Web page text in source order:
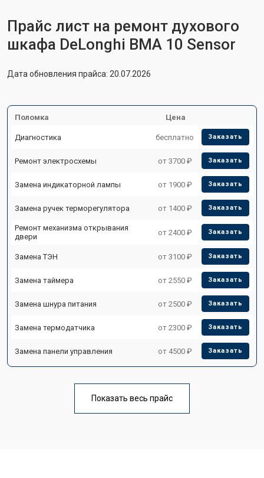
Прайс лист на ремонт духового
шкафа DeLonghi BMA 10 Sensor
Дата обновления прайса: 20.07.2026
Поломка Цена
Диагностика бесплатно Заказать
Ремонт электросхемы от 3700 ₽ Заказать
Замена индикаторной лампы от 1900 ₽ Заказать
Замена ручек терморегулятора от 1400 ₽ Заказать
Ремонт механизма открывания
двери
от 2400 ₽ Заказать
Замена ТЭН от 3100 ₽ Заказать
Замена таймера от 2550 ₽ Заказать
Замена шнура питания от 2500 ₽ Заказать
Замена термодатчика от 2300 ₽ Заказать
Замена панели управления от 4500 ₽ Заказать
Показать весь прайс